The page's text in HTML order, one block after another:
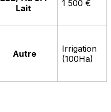
Lait
1 500 €
Autre
Irrigation
(100Ha)